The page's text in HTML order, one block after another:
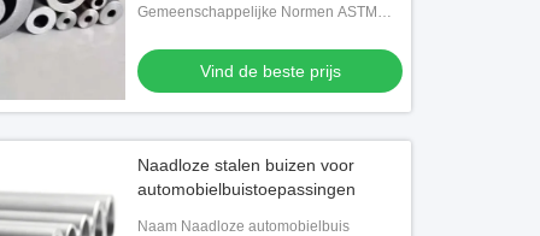
mechanische buizen van koolstof- en
Gemeenschappelijke Normen ASTM
Vind de beste prijs
Naadloze stalen buizen voor
automobielbuistoepassingen
Naam Naadloze automobielbuis